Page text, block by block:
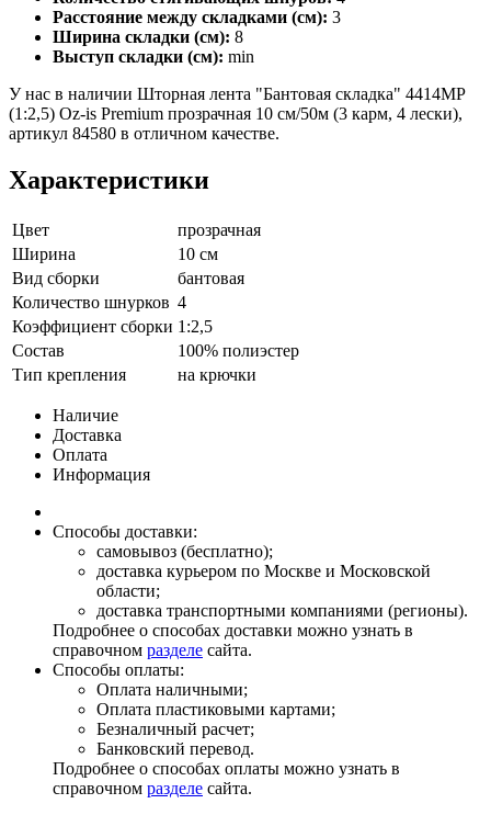
Расстояние между складками (см): 3
Ширина складки (см): 8
Выступ складки (см): min
У нас в наличии Шторная лента "Бантовая складка" 4414MP
(1:2,5) Oz-is Premium прозрачная 10 см/50м (3 карм, 4 лески),
артикул 84580 в отличном качестве.
Характеристики
Цвет
прозрачная
Ширина
10 см
Вид сборки
бантовая
Количество шнурков 4
Коэффициент сборки 1:2,5
Состав
100% полиэстер
Тип крепления
на крючки
Наличие
Доставка
Оплата
Информация
Способы доставки:
самовывоз (бесплатно);
доставка курьером по Москве и Московской
области;
доставка транспортными компаниями (регионы).
Подробнее о способах доставки можно узнать в
справочном разделе сайта.
Способы оплаты:
Оплата наличными;
Оплата пластиковыми картами;
Безналичный расчет;
Банковский перевод.
Подробнее о способах оплаты можно узнать в
справочном разделе сайта.